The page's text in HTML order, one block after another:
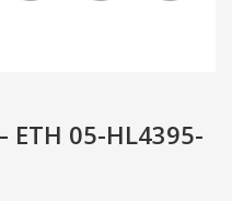
ETH 05-HL4395-